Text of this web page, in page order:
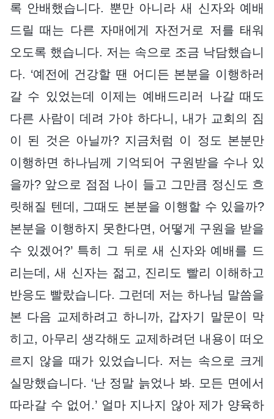
록 안배했습니다. 뿐만 아니라 새 신자와 예배
드릴 때는 다른 자매에게 자전거로 저를 태워
오도록 했습니다. 저는 속으로 조금 낙담했습니
다. ‘예전에 건강할 땐 어디든 본분을 이행하러
갈 수 있었는데 이제는 예배드리러 나갈 때도
다른 사람이 데려 가야 하다니, 내가 교회의 짐
이 된 것은 아닐까? 지금처럼 이 정도 본분만
이행하면 하나님께 기억되어 구원받을 수나 있
을까? 앞으로 점점 나이 들고 그만큼 정신도 흐
릿해질 텐데, 그때도 본분을 이행할 수 있을까?
본분을 이행하지 못한다면, 어떻게 구원을 받을
수 있겠어?’ 특히 그 뒤로 새 신자와 예배를 드
리는데, 새 신자는 젊고, 진리도 빨리 이해하고
반응도 빨랐습니다. 그런데 저는 하나님 말씀을
본 다음 교제하려고 하니까, 갑자기 말문이 막
히고, 아무리 생각해도 교제하려던 내용이 떠오
르지 않을 때가 있었습니다. 저는 속으로 크게
실망했습니다. ‘난 정말 늙었나 봐. 모든 면에서
따라갈 수 없어.’ 얼마 지나지 않아 제가 양육하